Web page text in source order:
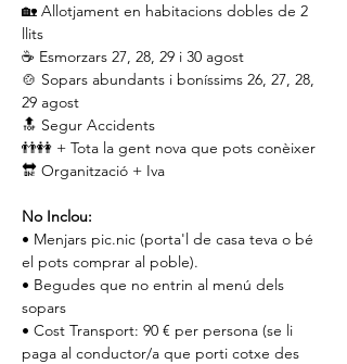
🏡 Allotjament en habitacions dobles de 2
llits
☕️ Esmorzars 27, 28, 29 i 30 agost
🍲 Sopars abundants i boníssims 26, 27, 28,
29 agost
🔝 Segur Accidents
👬👭 + Tota la gent nova que pots conèixer
🔛 Organització + Iva
No Inclou:
• Menjars pic.nic (porta'l de casa teva o bé
el pots comprar al poble).
• Begudes que no entrin al menú dels
sopars
• Cost Transport: 90 € per persona (se li
paga al conductor/a que porti cotxe des